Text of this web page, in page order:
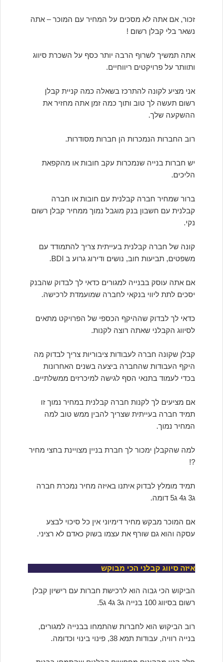
זכור, אם אתה לא מסכים על המחיר עם המוכר – אתה
נשאר בלי קבלן רשום !
אתה תמשיך לשרוף הרבה יותר כסף על השכרת סיווג
ותוותר על פרויקטים ריווחיים.
אני מציע לקונה להתרכז בשאלה כמה קניית קבלן
רשום תעשה לך טוב ותוך כמה זמן אתה מחזיר את
ההשקעה שלך.
רוב החברות הנמכרות הן חברות מסודרות.
יש חברות בנייה שנמכרות עקב חובות או מהקפאת
הליכים.
ברור שמחיר חברה קבלנית עם חובות או חברה
קבלנית עם חשבון בנק מוגבל נמוך ממחיר קבלן רשום
נקי.
קונה של חברה קבלנית בעייתית צריך להתמודד עם
משפטים, תביעות חוב, נושים ודירוג גרוע ב BDI.
אם אתה עוסק בבנייה למגורים כדאי לך לבדוק שהבנק
יסכים לתת ליווי בנקאי לחברה שמועמדת לרכישה.
כדאי לך לבדוק שההיקף הכספי של הפרויקט מתאים
לסיווג הקבלני שאתה רוצה לקנות.
קבלן שקונה חברה לעבודות ציבוריות צריך לבדוק מה
היקף העבודות שהחברה ביצעה בשנים האחרונות
בכדי לעמוד בתנאי הסף לגישה למיכרזים ממשלתיים.
אם מציעים לך לקנות חברה קבלנית במחיר נמוך זו
תמיד חברה בעייתית שצריך להבין ממש טוב למה
המחיר נמוך.
למה שהקבלן ימכור לך חברת בניין מצויינת בחצי מחיר
?!
תמיד מומלץ לבדוק איתנו באיזה מחיר נמכרת חברה
ג3 ג4 ג5 דומה.
אם המוכר מבקש מחיר דימיוני אין כל סיכוי לבצע
עסקה והוא גם שורף את עצמו בשוק כאדם לא רציני.
איזה סיווג קבלני הכי מבוקש
הביקוש הכי גבוה הוא לרכישת חברות עם רישיון קבלן
רשום בסיווג 100 בנייה ג3 ג4 ג5.
רוב הביקוש הוא לחברות שהתמחו בבנייה למגורים,
בנייה רוויה, עבודות תמא 38, פינוי בינוי וכדומה.